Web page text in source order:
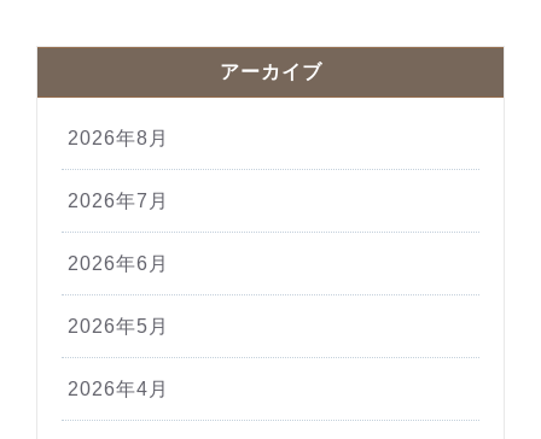
アーカイブ
2026年8月
2026年7月
2026年6月
2026年5月
2026年4月